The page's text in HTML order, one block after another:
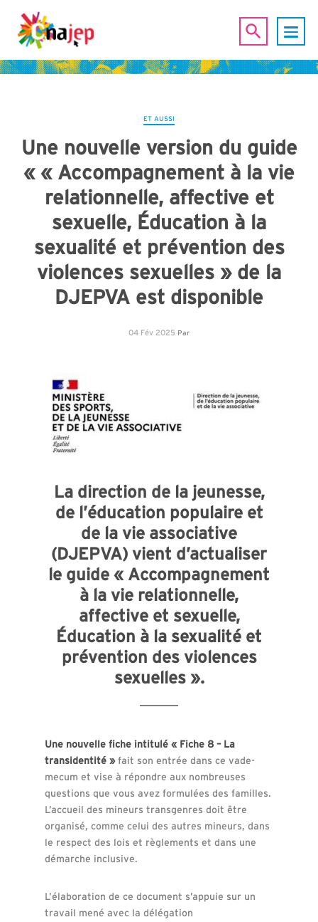
ET AUSSI
Une nouvelle version du guide
« « Accompagnement à la vie
relationnelle, affective et
sexuelle, Éducation à la
sexualité et prévention des
violences sexuelles » de la
DJEPVA est disponible
04 Fév 2025 Par
La direction de la jeunesse,
de l’éducation populaire et
de la vie associative
(DJEPVA) vient d’actualiser
le guide « Accompagnement
à la vie relationnelle,
affective et sexuelle,
Éducation à la sexualité et
prévention des violences
sexuelles ».
Une nouvelle fiche intitulé « Fiche 8 – La
transidentité »fait son entrée dans ce vade-
mecum et vise à répondre aux nombreuses
questions que vous avez formulées des familles.
L’accueil des mineurs transgenres doit être
organisé, comme celui des autres mineurs, dans
le respect des lois et règlements et dans une
démarche inclusive.
L’élaboration de ce document s’appuie sur un
travail mené avec la délégation